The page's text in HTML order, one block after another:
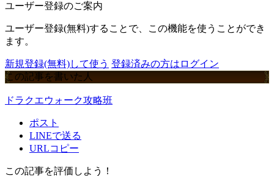
ユーザー登録のご案内
ユーザー登録(無料)することで、この機能を使うことができ
ます。
新規登録(無料)して使う 登録済みの方はログイン
この記事を書いた人
ドラクエウォーク攻略班
ポスト
LINEで送る
URLコピー
この記事を評価しよう！